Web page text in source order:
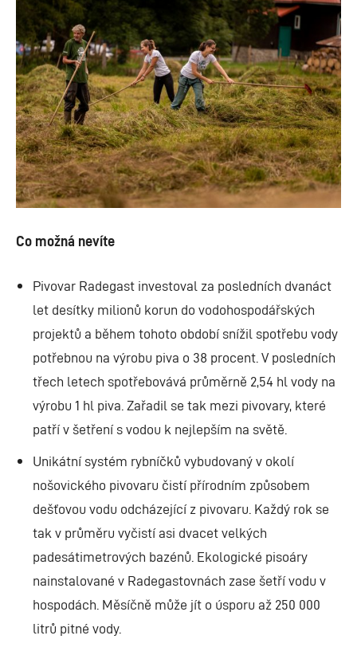
Co možná nevíte
Pivovar Radegast investoval za posledních dvanáct
let desítky milionů korun do vodohospodářských
projektů a během tohoto období snížil spotřebu vody
potřebnou na výrobu piva o 38 procent. V posledních
třech letech spotřebovává průměrně 2,54 hl vody na
výrobu 1 hl piva. Zařadil se tak mezi pivovary, které
patří v šetření s vodou k nejlepším na světě.
Unikátní systém rybníčků vybudovaný v okolí
nošovického pivovaru čistí přírodním způsobem
dešťovou vodu odcházející z pivovaru. Každý rok se
tak v průměru vyčistí asi dvacet velkých
padesátimetrových bazénů. Ekologické pisoáry
nainstalované v Radegastovnách zase šetří vodu v
hospodách. Měsíčně může jít o úsporu až 250 000
litrů pitné vody.